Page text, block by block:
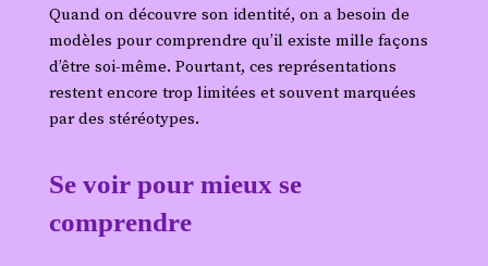
Quand on découvre son identité, on a besoin de
modèles pour comprendre qu’il existe mille façons
d’être soi-même. Pourtant, ces représentations
restent encore trop limitées et souvent marquées
par des stéréotypes.
Se voir pour mieux se
comprendre